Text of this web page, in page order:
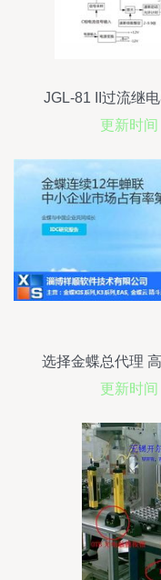
JGL-81 II过流继
更新时
选择金蝶总代理
更新时